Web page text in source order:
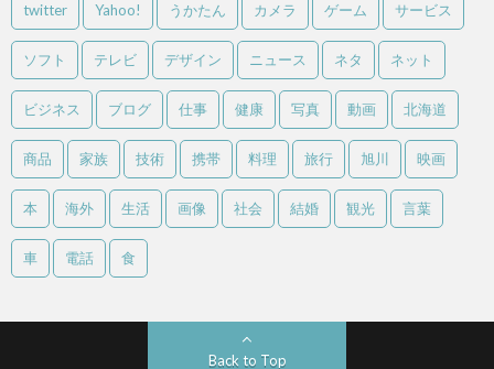
twitter Yahoo! うかたん カメラ ゲーム サービス
ソフト テレビ デザイン ニュース ネタ ネット
ビジネス ブログ 仕事 健康 写真 動画 北海道
商品 家族 技術 携帯 料理 旅行 旭川 映画
本 海外 生活 画像 社会 結婚 観光 言葉
車 電話 食
Back to Top